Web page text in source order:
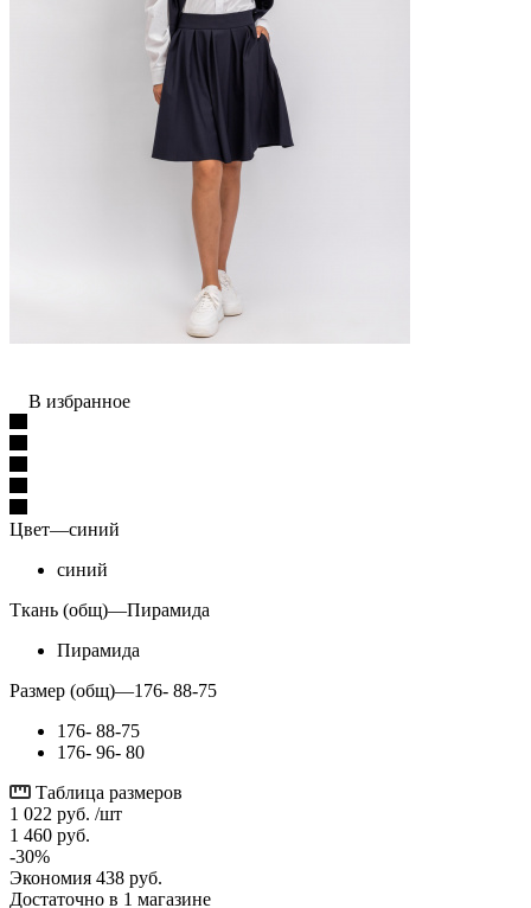
В избранное
Цвет—синий
синий
Ткань (общ)—Пирамида
Пирамида
Размер (общ)—176- 88-75
176- 88-75
176- 96- 80
Таблица размеров
1 022 руб. /шт
1 460 руб.
-30%
Экономия 438 руб.
Достаточно в 1 магазине